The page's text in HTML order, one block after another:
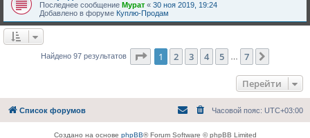
н
и
е
о
б
щ
е
о
в
о
е
о
б
Последнее сообщение Мурат « 30 ноя 2019, 19:24
Добавлено в форуме Куплю-Продам
Найдено 97 результатов Страница из
1 2 3 4 5 7
Перейти
Список форумов Часовой пояс: UTC+03:00
Создано на основе phpBB® Forum Software © phpBB Limited